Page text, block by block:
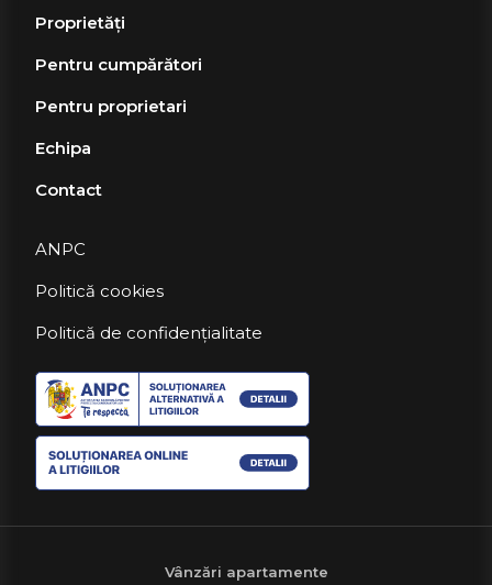
Proprietăți
Pentru cumpărători
Pentru proprietari
Echipa
Contact
ANPC
Politică cookies
Politică de confidențialitate
Vânzări apartamente